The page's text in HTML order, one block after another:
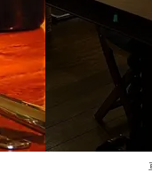
有